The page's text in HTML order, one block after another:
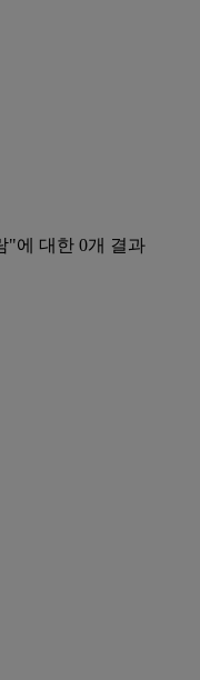
에 대한 0개 결과